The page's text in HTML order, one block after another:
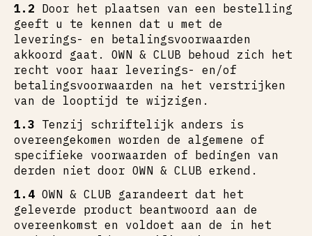
1.2 Door het plaatsen van een bestelling
geeft u te kennen dat u met de
leverings- en betalingsvoorwaarden
akkoord gaat. OWN & CLUB behoud zich het
recht voor haar leverings- en/of
betalingsvoorwaarden na het verstrijken
van de looptijd te wijzigen.
1.3 Tenzij schriftelijk anders is
overeengekomen worden de algemene of
specifieke voorwaarden of bedingen van
derden niet door OWN & CLUB erkend.
1.4 OWN & CLUB garandeert dat het
geleverde product beantwoord aan de
overeenkomst en voldoet aan de in het